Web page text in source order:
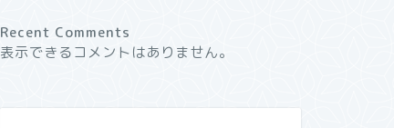
Recent Comments
表示できるコメントはありません。